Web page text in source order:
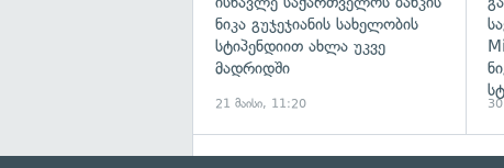
ნიკა გუჯეჯიანის სახელობის
სტიპენდიით ახლა უკვე
მადრიდში
21 მაისი, 11:20